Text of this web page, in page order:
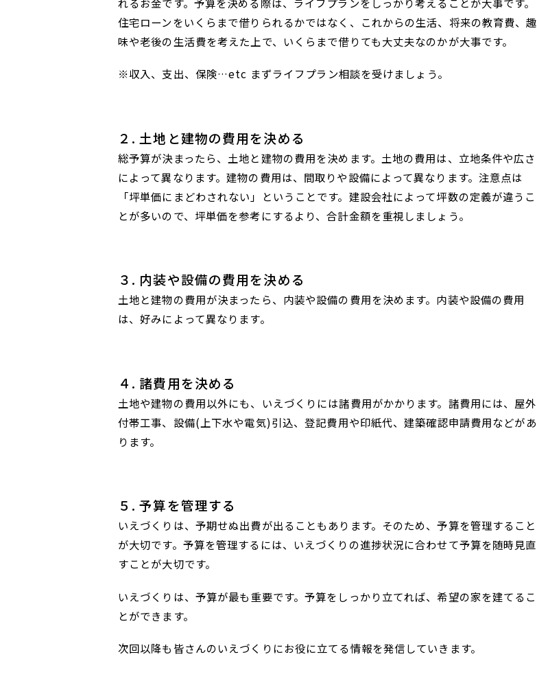
住宅ローンをいくらまで借りられるかではなく、これからの生活、将来の教育費、趣
味や老後の生活費を考えた上で、いくらまで借りても大丈夫なのかが大事です。
※収入、支出、保険…etc まずライフプラン相談を受けましょう。
２. 土地と建物の費用を決める
総予算が決まったら、土地と建物の費用を決めます。土地の費用は、立地条件や広さ
によって異なります。建物の費用は、間取りや設備によって異なります。注意点は
「坪単価にまどわされない」ということです。建設会社によって坪数の定義が違うこ
とが多いので、坪単価を参考にするより、合計金額を重視しましょう。
３. 内装や設備の費用を決める
土地と建物の費用が決まったら、内装や設備の費用を決めます。内装や設備の費用
は、好みによって異なります。
４. 諸費用を決める
土地や建物の費用以外にも、いえづくりには諸費用がかかります。諸費用には、屋外
付帯工事、設備(上下水や電気)引込、登記費用や印紙代、建築確認申請費用などがあ
ります。
５. 予算を管理する
いえづくりは、予期せぬ出費が出ることもあります。そのため、予算を管理すること
が大切です。予算を管理するには、いえづくりの進捗状況に合わせて予算を随時見直
すことが大切です。
いえづくりは、予算が最も重要です。予算をしっかり立てれば、希望の家を建てるこ
とができます。
次回以降も皆さんのいえづくりにお役に立てる情報を発信していきます。